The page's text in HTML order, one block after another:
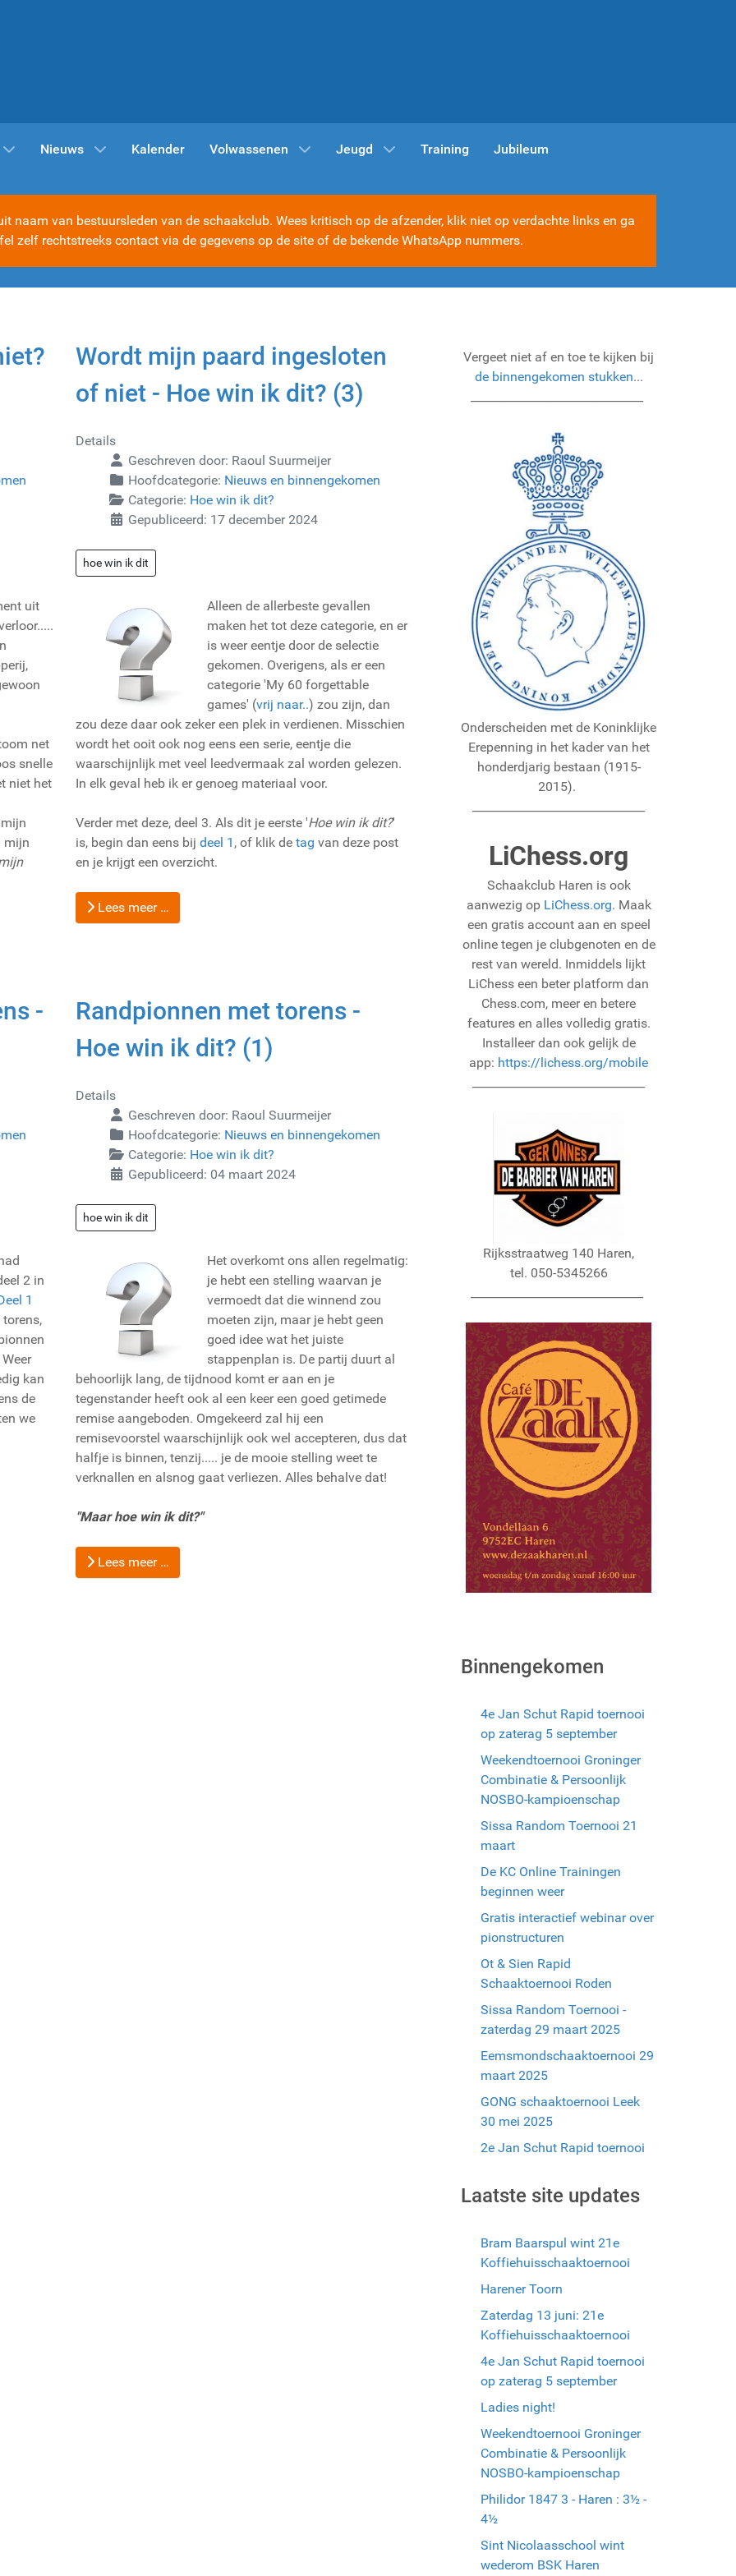
Nieuws Kalender Volwassenen Jeugd Training Jubileum
naam van bestuursleden van de schaakclub. Wees kritisch op de afzender, klik niet op verdachte links en ga
zelf rechtstreeks contact via de gegevens op de site of de bekende WhatsApp nummers.
uit
net
snelle
niet het
mijn
Wordt mijn paard ingesloten
of niet - Hoe win ik dit? (3)
Details
Geschreven door: Raoul Suurmeijer
Hoofdcategorie: Nieuws en binnengekomen
Categorie: Hoe win ik dit?
Gepubliceerd: 17 december 2024
hoe win ik dit
Alleen de allerbeste gevallen
maken het tot deze categorie, en er
is weer eentje door de selectie
gekomen. Overigens, als er een
categorie 'My 60 forgettable
games' (vrij naar..) zou zijn, dan
zou deze daar ook zeker een plek in verdienen. Misschien
wordt het ooit ook nog eens een serie, eentje die
waarschijnlijk met veel leedvermaak zal worden gelezen.
In elk geval heb ik er genoeg materiaal voor.
Verder met deze, deel 3. Als dit je eerste 'Hoe win ik dit?'
is, begin dan eens bij deel 1 , of klik de tag van deze post
en je krijgt een overzicht.
Lees meer …
-
2 in
1
kan
de
we
Randpionnen met torens -
Hoe win ik dit? (1)
Details
Geschreven door: Raoul Suurmeijer
Hoofdcategorie: Nieuws en binnengekomen
Categorie: Hoe win ik dit?
Gepubliceerd: 04 maart 2024
hoe win ik dit
Het overkomt ons allen regelmatig:
je hebt een stelling waarvan je
vermoedt dat die winnend zou
moeten zijn, maar je hebt geen
goed idee wat het juiste
stappenplan is. De partij duurt al
behoorlijk lang, de tijdnood komt er aan en je
tegenstander heeft ook al een keer een goed getimede
remise aangeboden. Omgekeerd zal hij een
remisevoorstel waarschijnlijk ook wel accepteren, dus dat
halfje is binnen, tenzij..... je de mooie stelling weet te
verknallen en alsnog gaat verliezen. Alles behalve dat!
"Maar hoe win ik dit?"
Lees meer …
Vergeet niet af en toe te kijken bij
de binnengekomen stukken...
Onderscheiden met de Koninklijke
Erepenning in het kader van het
honderdjarig bestaan (1915-
2015).
LiChess.org
Schaakclub Haren is ook
aanwezig op LiChess.org. Maak
een gratis account aan en speel
online tegen je clubgenoten en de
rest van wereld. Inmiddels lijkt
LiChess een beter platform dan
Chess.com, meer en betere
features en alles volledig gratis.
Installeer dan ook gelijk de
app: https://lichess.org/mobile
Rijksstraatweg 140 Haren,
tel. 050-5345266
Binnengekomen
4e Jan Schut Rapid toernooi
op zaterag 5 september
Weekendtoernooi Groninger
Combinatie & Persoonlijk
NOSBO-kampioenschap
Sissa Random Toernooi 21
maart
De KC Online Trainingen
beginnen weer
Gratis interactief webinar over
pionstructuren
Ot & Sien Rapid
Schaaktoernooi Roden
Sissa Random Toernooi -
zaterdag 29 maart 2025
Eemsmondschaaktoernooi 29
maart 2025
GONG schaaktoernooi Leek
30 mei 2025
2e Jan Schut Rapid toernooi
Laatste site updates
Bram Baarspul wint 21e
Koffiehuisschaaktoernooi
Harener Toorn
Zaterdag 13 juni: 21e
Koffiehuisschaaktoernooi
4e Jan Schut Rapid toernooi
op zaterag 5 september
Ladies night!
Weekendtoernooi Groninger
Combinatie & Persoonlijk
NOSBO-kampioenschap
Philidor 1847 3 - Haren : 3½ -
4½
Sint Nicolaasschool wint
wederom BSK Haren